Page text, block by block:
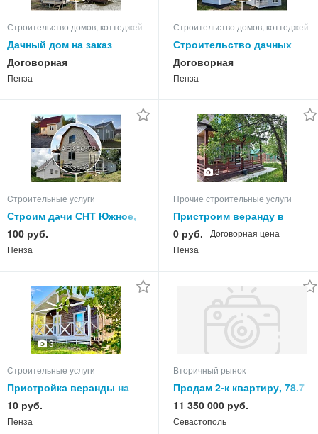
Строительство домов, коттеджей
Дачный дом на заказ
недорого в Пензе
Каркас-58
Договорная
Пенза
Строительство домов, коттеджей
Строительство дачных
домиков на Барковке, в
Ахунах
Договорная
Пенза
Cтроительные услуги
Строим дачи СНТ Южное,
Приозерное в Пензе под
ключ
100 руб.
Пенза
3
Прочие строительные услуги
Пристроим веранду в
Арбеково на даче, дачные
веранды
0 руб.
Договорная цена
Пенза
3
Cтроительные услуги
Пристройка веранды на
даче, дачный дом под
ключ
10 руб.
Пенза
Вторичный рынок
Продам 2-к квартиру, 78.7
кв.м, этаж 3 из 5
11 350 000 руб.
Севастополь